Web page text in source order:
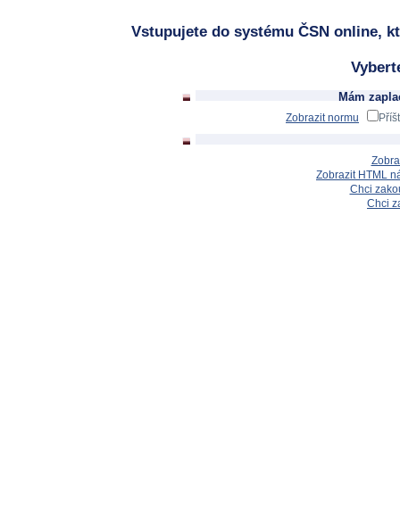
Vstupujete do systému ČSN online,
Mám
Zobrazit normu
Zobrazit HTML
Chci
Chci